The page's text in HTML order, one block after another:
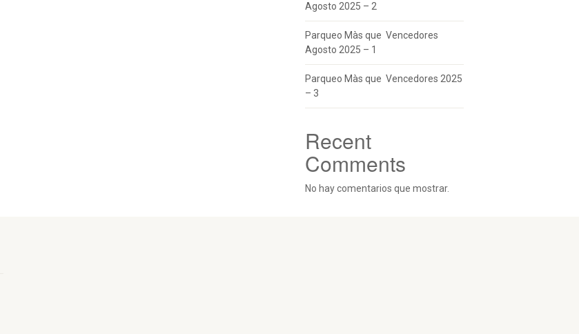
Agosto 2025 – 2
Parqueo Màs que Vencedores
Agosto 2025 – 1
Parqueo Màs que Vencedores 2025
– 3
Recent
Comments
No hay comentarios que mostrar.